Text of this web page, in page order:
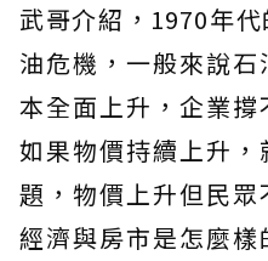
武哥介紹，1970年
油危機，一般來說
本全面上升，企業
如果物價持續上升
題，物價上升但民
經濟與房市是怎麼